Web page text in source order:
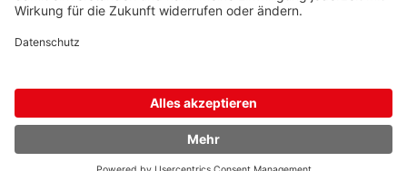
Hilligenwarf 5
entwicklung: decoit